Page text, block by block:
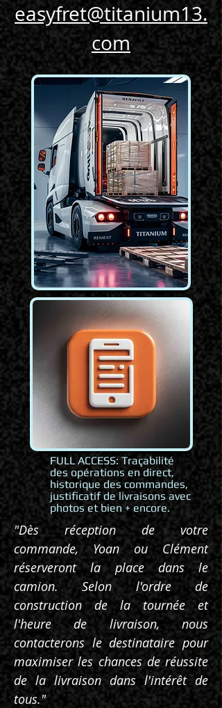
easyfret@titanium13.
com
FULL ACCESS: Traçabilité
des opérations en direct,
historique des commandes,
justificatif de livraisons avec
photos et bien + encore.
"Dès réception de votre
commande, Yoan ou Clément
réserveront la place dans le
camion. Selon l'ordre de
construction de la tournée et
l'heure de livraison, nous
contacterons le destinataire pour
maximiser les chances de réussite
de la livraison dans l'intérêt de
tous."